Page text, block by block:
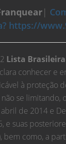
|
https://
Lista
conhecer e
à proteção
se limitando,
de 2014 e
e suas
bem como, a